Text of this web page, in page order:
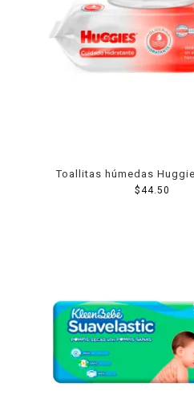
Toallitas húmedas
hidratante 80
$44.50